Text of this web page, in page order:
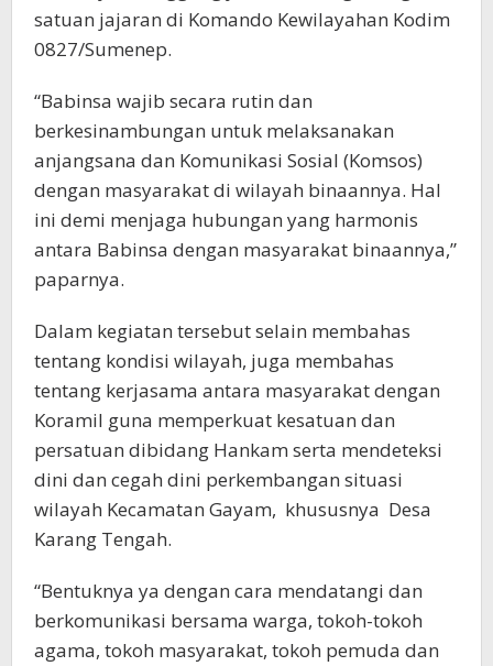
satuan jajaran di Komando Kewilayahan Kodim
0827/Sumenep.
“Babinsa wajib secara rutin dan
berkesinambungan untuk melaksanakan
anjangsana dan Komunikasi Sosial (Komsos)
dengan masyarakat di wilayah binaannya. Hal
ini demi menjaga hubungan yang harmonis
antara Babinsa dengan masyarakat binaannya,”
paparnya.
Dalam kegiatan tersebut selain membahas
tentang kondisi wilayah, juga membahas
tentang kerjasama antara masyarakat dengan
Koramil guna memperkuat kesatuan dan
persatuan dibidang Hankam serta mendeteksi
dini dan cegah dini perkembangan situasi
wilayah Kecamatan Gayam, khususnya Desa
Karang Tengah.
“Bentuknya ya dengan cara mendatangi dan
berkomunikasi bersama warga, tokoh-tokoh
agama, tokoh masyarakat, tokoh pemuda dan